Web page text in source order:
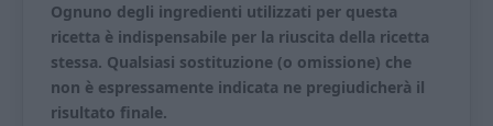
Ognuno degli ingredienti utilizzati per questa
ricetta è indispensabile per la riuscita della ricetta
stessa. Qualsiasi sostituzione (o omissione) che
non è espressamente indicata ne pregiudicherà il
risultato finale.